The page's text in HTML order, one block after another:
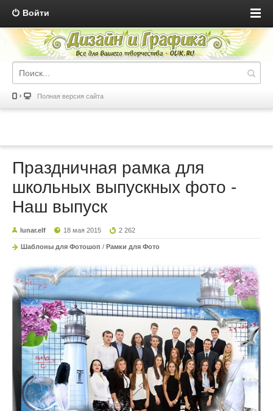
Войти
Полная версия сайта
Праздничная рамка для
школьных выпускных фото -
Наш выпуск
lunar.elf 18 мая 2015 2 262
Шаблоны для Фотошоп / Рамки для Фото